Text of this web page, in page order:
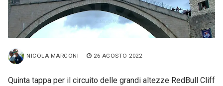
NICOLA MARCONI 26 AGOSTO 2022
Quinta tappa per il circuito delle grandi altezze RedBull Cliff